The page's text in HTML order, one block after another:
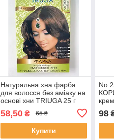
Натуральна хна фарба
для волосся без аміаку на
основі хни TRIUGA 25 г
58,50₴ 65 ₴
Купити
No
98